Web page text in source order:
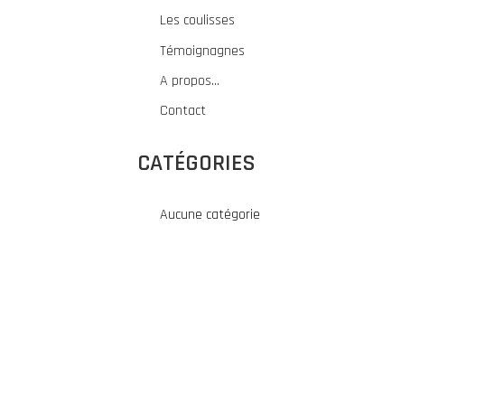
Les coulisses
Témoignagnes
A propos…
Contact
CATÉGORIES
Aucune catégorie